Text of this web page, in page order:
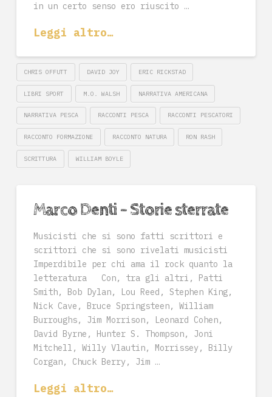
in un certo senso ero riuscito …
Leggi altro…
CHRIS OFFUTT DAVID JOY ERIC RICKSTAD
LIBRI SPORT M.O. WALSH NARRATIVA AMERICANA
NARRATIVA PESCA RACCONTI PESCA RACCONTI PESCATORI
RACCONTO FORMAZIONE RACCONTO NATURA RON RASH
SCRITTURA WILLIAM BOYLE
Marco Denti – Storie sterrate
Musicisti che si sono fatti scrittori e
scrittori che si sono rivelati musicisti
Imperdibile per chi ama il rock quanto la
letteratura Con, tra gli altri, Patti
Smith, Bob Dylan, Lou Reed, Stephen King,
Nick Cave, Bruce Springsteen, William
Burroughs, Jim Morrison, Leonard Cohen,
David Byrne, Hunter S. Thompson, Joni
Mitchell, Willy Vlautin, Morrissey, Billy
Corgan, Chuck Berry, Jim …
Leggi altro…